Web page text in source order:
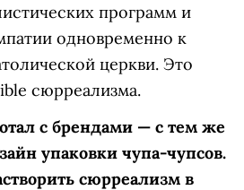
программ и
одновременно к
церкви. Это
сюрреализма.
с брендами — с тем же
упаковки чупа-чупсов.
сюрреализм в